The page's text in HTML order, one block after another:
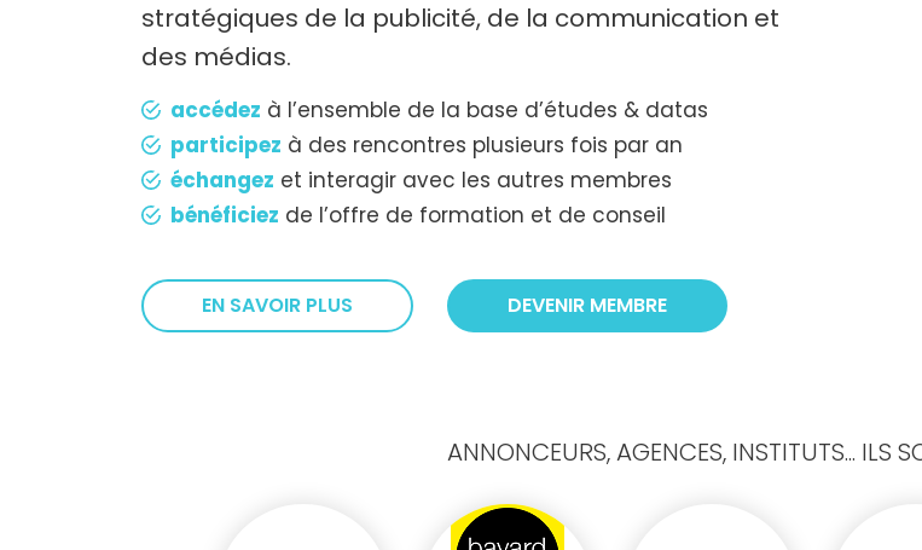
stratégiques de la publicité, de la communication et
des médias.
accédez à l’ensemble de la base d’études & datas
participez à des rencontres plusieurs fois par an
échangez et interagir avec les autres membres
bénéficiez de l’offre de formation et de conseil
EN SAVOIR PLUS DEVENIR MEMBRE
ANNONCEURS, AGENCES, INSTITUTS... ILS